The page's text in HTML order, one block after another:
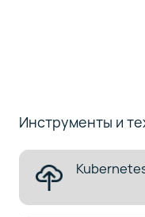
Инструменты и